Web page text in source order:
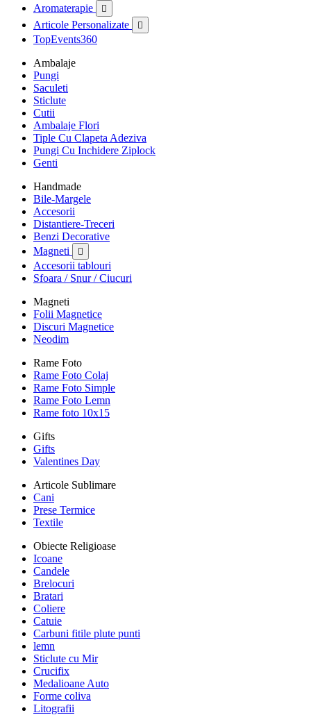
Aromaterapie

Articole Personalizate 
TopEvents360
Ambalaje
Pungi
Saculeti
Sticlute
Cutii
Ambalaje Flori
Tiple Cu Clapeta Adeziva
Pungi Cu Inchidere Ziplock
Genti
Handmade
Bile-Margele
Accesorii
Distantiere-Treceri
Benzi Decorative
Magneti

Accesorii tablouri
Sfoara / Snur / Ciucuri
Magneti
Folii Magnetice
Discuri Magnetice
Neodim
Rame Foto
Rame Foto Colaj
Rame Foto Simple
Rame Foto Lemn
Rame foto 10x15
Gifts
Gifts
Valentines Day
Articole Sublimare
Cani
Prese Termice
Textile
Obiecte Religioase
Icoane
Candele
Brelocuri
Bratari
Coliere
Catuie
Carbuni fitile plute punti
lemn
Sticlute cu Mir
Crucifix
Medalioane Auto
Forme coliva
Litografii